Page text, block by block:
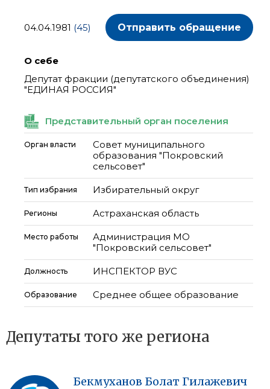
04.04.1981 (45) Отправить обращение
О себе
Депутат фракции (депутатского объединения)
"ЕДИНАЯ РОССИЯ"
Представительный орган поселения
Орган власти
Совет муниципального
образования "Покровский
сельсовет"
Тип избрания Избирательный округ
Регионы Астраханская область
Место работы
Администрация МО
"Покровский сельсовет"
Должность ИНСПЕКТОР ВУС
Образование Среднее общее образование
Депутаты того же региона
Бекмуханов Болат Гилажевич